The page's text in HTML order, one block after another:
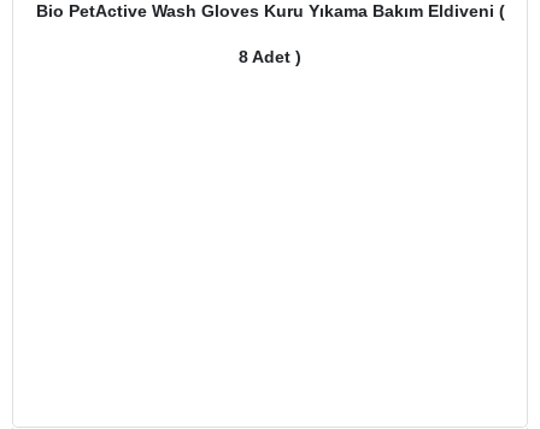
Bio PetActive Wash Gloves Kuru Yıkama Bakım Eldiveni (
8 Adet )